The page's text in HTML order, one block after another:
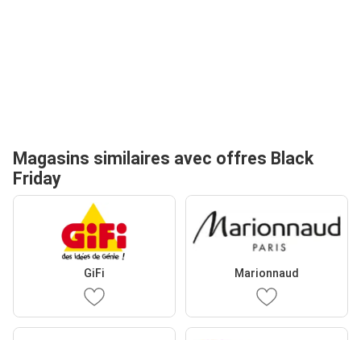
Magasins similaires avec offres Black
Friday
GiFi Marionnaud